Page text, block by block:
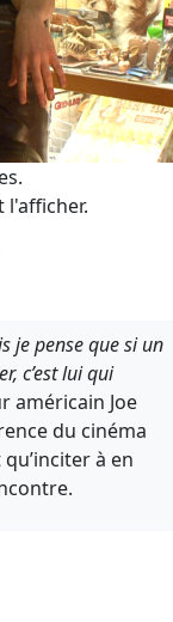
l'afficher.
je pense que si un
c’est lui qui
américain Joe
du cinéma
à en